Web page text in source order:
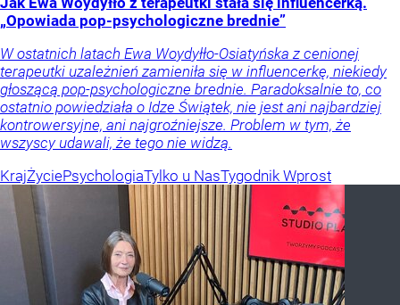
„Opowiada pop-psychologiczne brednie”
W ostatnich latach Ewa Woydyłło-Osiatyńska z cenionej
terapeutki uzależnień zamieniła się w influencerkę, niekiedy
głoszącą pop-psychologiczne brednie. Paradoksalnie to, co
ostatnio powiedziała o Idze Świątek, nie jest ani najbardziej
kontrowersyjne, ani najgroźniejsze. Problem w tym, że
wszyscy udawali, że tego nie widzą.
KrajŻyciePsychologiaTylko u NasTygodnik Wprost